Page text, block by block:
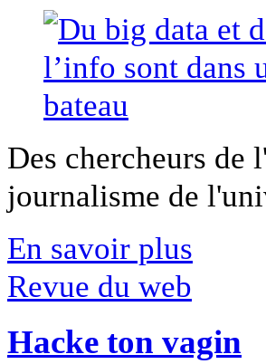
Des chercheurs de
journalisme de
En savoir plus
Revue du web
Hacke ton vagin